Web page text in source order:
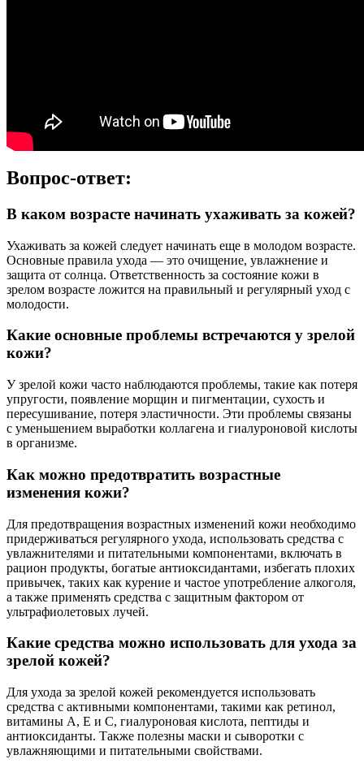
Вопрос-ответ:
В каком возрасте начинать ухаживать за кожей?
Ухаживать за кожей следует начинать еще в молодом возрасте.
Основные правила ухода — это очищение, увлажнение и
защита от солнца. Ответственность за состояние кожи в
зрелом возрасте ложится на правильный и регулярный уход с
молодости.
Какие основные проблемы встречаются у зрелой
кожи?
У зрелой кожи часто наблюдаются проблемы, такие как потеря
упругости, появление морщин и пигментации, сухость и
пересушивание, потеря эластичности. Эти проблемы связаны
с уменьшением выработки коллагена и гиалуроновой кислоты
в организме.
Как можно предотвратить возрастные
изменения кожи?
Для предотвращения возрастных изменений кожи необходимо
придерживаться регулярного ухода, использовать средства с
увлажнителями и питательными компонентами, включать в
рацион продукты, богатые антиоксидантами, избегать плохих
привычек, таких как курение и частое употребление алкоголя,
а также применять средства с защитным фактором от
ультрафиолетовых лучей.
Какие средства можно использовать для ухода за
зрелой кожей?
Для ухода за зрелой кожей рекомендуется использовать
средства с активными компонентами, такими как ретинол,
витамины А, Е и С, гиалуроновая кислота, пептиды и
антиоксиданты. Также полезны маски и сыворотки с
увлажняющими и питательными свойствами.